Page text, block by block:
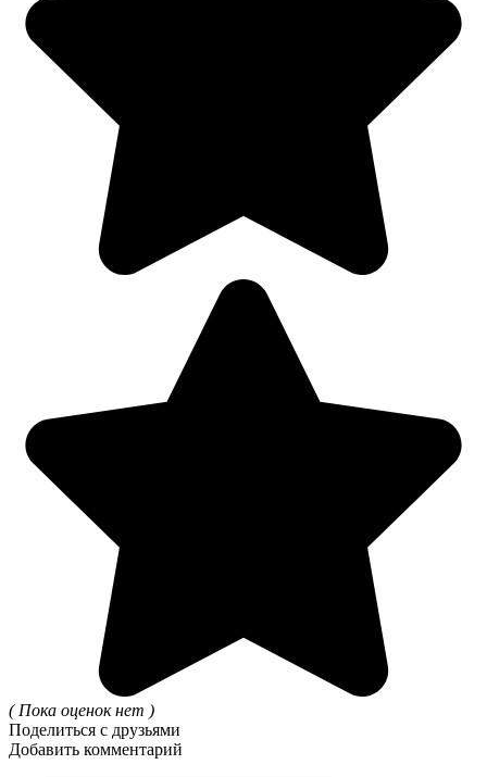
( Пока оценок нет )
Поделиться с друзьями
Добавить комментарий